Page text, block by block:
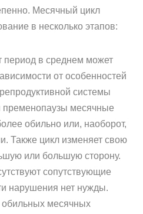
Месячный цикл
в несколько этапов:
период в среднем может
от особенностей
системы
месячные
обильно или, наоборот,
Также цикл изменяет свою
или большую сторону.
сопутствующие
нарушения нет нужды.
месячных